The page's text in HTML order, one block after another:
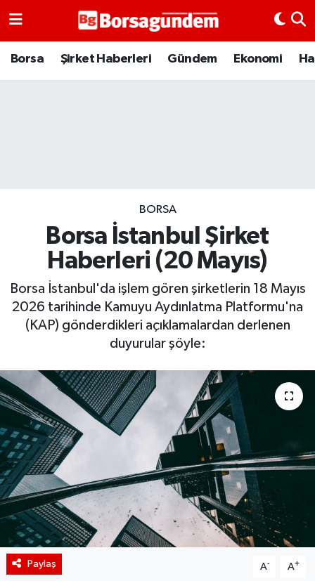
Borsa Şirket Haberleri Gündem Ekonomi
BORSA
Borsa İstanbul Şirket
Haberleri (20 Mayıs)
Borsa İstanbul'da işlem gören şirketlerin 18 Mayıs
2026 tarihinde Kamuyu Aydınlatma Platformu'na
(KAP) gönderdikleri açıklamalardan derlenen
duyurular şöyle:
Paylaş A- A+
Borsa
Bitcoin
Şirket Haberleri
Borsa Gundem
BIST 100 Isı Haritası
Coin Isı Haritası
Ekonomik Takvim
Kiripto Para Piyasası
Gizlilik Sözleşmesi
Hakkımızda
İletişim